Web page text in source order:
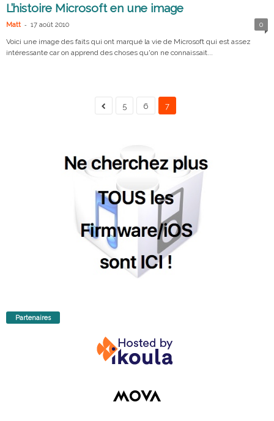
L’histoire Microsoft en une image
Matt - 17 août 2010 0
Voici une image des faits qui ont marqué la vie de Microsoft qui est assez
intéressante car on apprend des choses qu'on ne connaissait...
5 6 7
Partenaires